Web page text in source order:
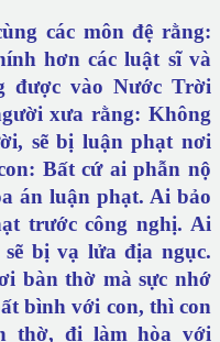
các môn đệ rằng:
hơn các luật sĩ và
được vào Nước Trời
xưa rằng: Không
sẽ bị luận phạt nơi
Bất cứ ai phẫn nộ
án luận phạt. Ai bảo
trước công nghị. Ai
bị vạ lửa địa ngục.
bàn thờ mà sực nhớ
bình với con, thì con
thờ, đi làm hòa với